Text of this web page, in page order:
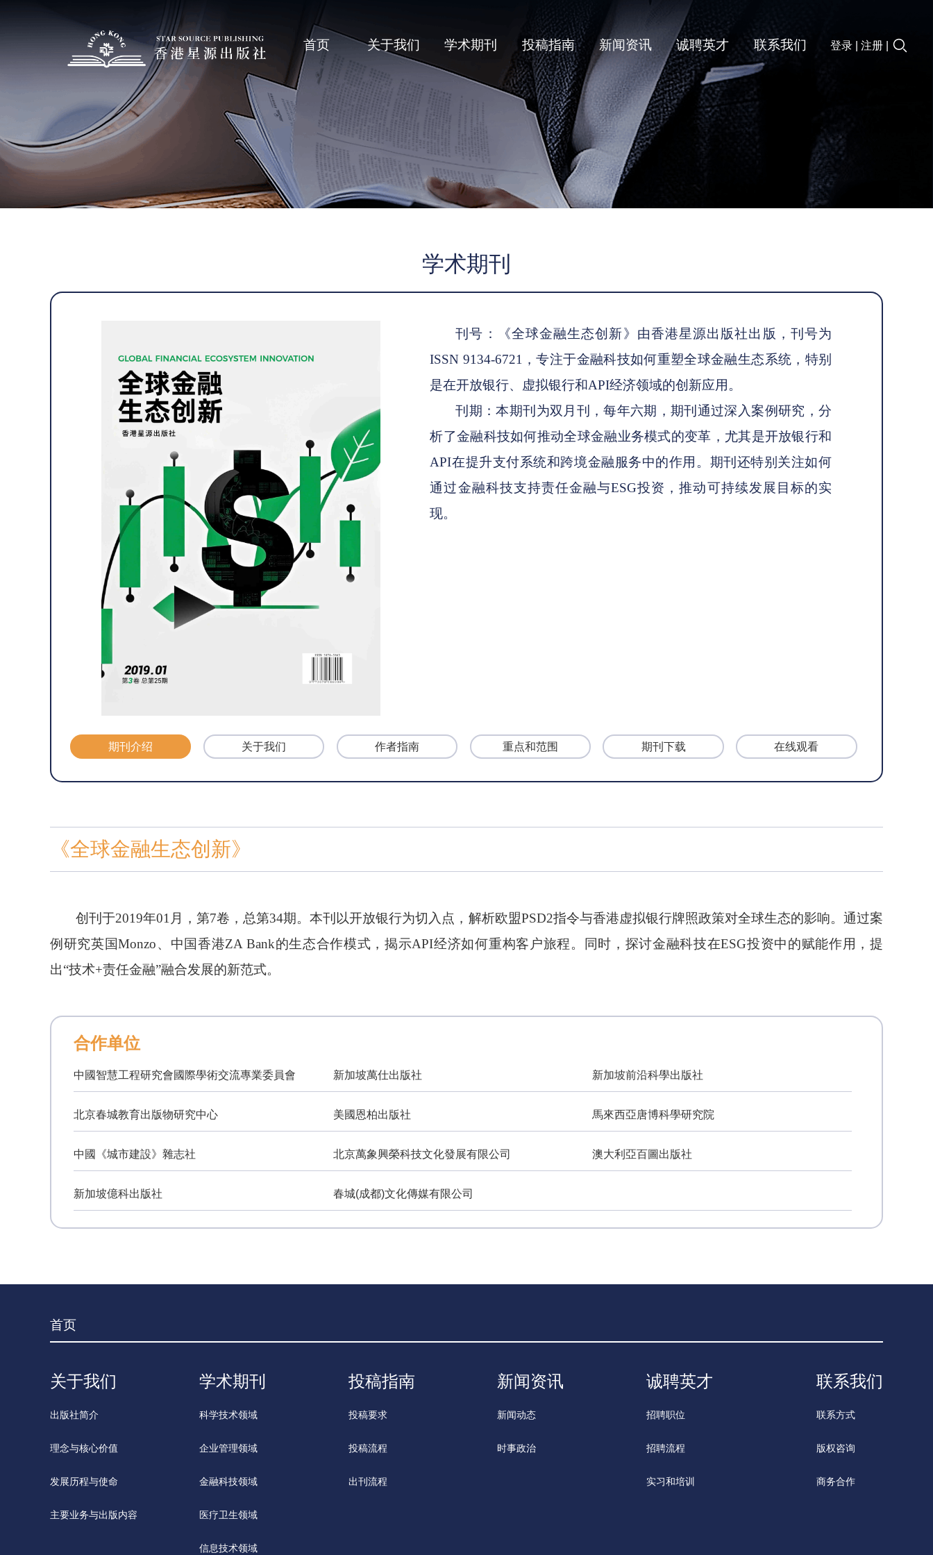
首页 关于我们 学术期刊 投稿指南 新闻资讯 诚聘英才 联系我们 登录 |注册
学术期刊
刊号：《全球金融生态创新》由香港星源出版社出版，刊号为
ISSN 9134-6721，专注于金融科技如何重塑全球金融生态系统，特别
是在开放银行、虚拟银行和API经济领域的创新应用。
刊期：本期刊为双月刊，每年六期，期刊通过深入案例研究，分
析了金融科技如何推动全球金融业务模式的变革，尤其是开放银行和
API在提升支付系统和跨境金融服务中的作用。期刊还特别关注如何
通过金融科技支持责任金融与ESG投资，推动可持续发展目标的实
现。
期刊介绍 关于我们 作者指南 重点和范围 期刊下载 在线观看
《全球金融生态创新》
创刊于2019年01月，第7卷，总第34期。本刊以开放银行为切入点，解析欧盟PSD2指令与香港虚拟银行牌照政策对全球生态的影响。通过案
例研究英国Monzo、中国香港ZA Bank的生态合作模式，揭示API经济如何重构客户旅程。同时，探讨金融科技在ESG投资中的赋能作用，提
出“技术+责任金融”融合发展的新范式。
合作单位
中國智慧工程研究會國際學術交流專業委員會 新加坡萬仕出版社 新加坡前沿科學出版社
北京春城教育出版物研究中心 美國恩柏出版社 馬來西亞唐博科學研究院
中國《城市建設》雜志社 北京萬象興榮科技文化發展有限公司 澳大利亞百圖出版社
新加坡億科出版社 春城(成都)文化傳媒有限公司
首页
关于我们
出版社简介
理念与核心价值
发展历程与使命
主要业务与出版内容
学术期刊
科学技术领域
企业管理领域
金融科技领域
医疗卫生领域
信息技术领域
投稿指南
投稿要求
投稿流程
出刊流程
新闻资讯
新闻动态
时事政治
诚聘英才
招聘职位
招聘流程
实习和培训
联系我们
联系方式
版权咨询
商务合作